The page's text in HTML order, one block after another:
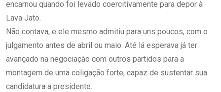
encarnou quando foi levado coercitivamente para depor à
Lava Jato.
Não contava, e ele mesmo admitiu para uns poucos, com o
julgamento antes de abril ou maio. Até lá esperava já ter
avançado na negociação com outros partidos para a
montagem de uma coligação forte, capaz de sustentar sua
candidatura a presidente.